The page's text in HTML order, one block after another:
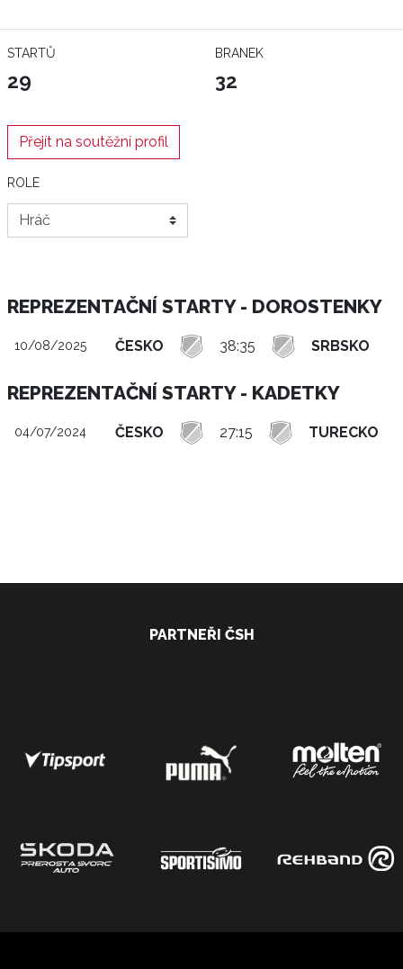
STARTŮ
29
BRANEK
32
Přejít na soutěžní profil
ROLE
REPREZENTAČNÍ STARTY - DOROSTENKY
10/08/2025 ČESKO 38:35 SRBSKO
REPREZENTAČNÍ STARTY - KADETKY
04/07/2024 ČESKO 27:15 TURECKO
PARTNEŘI ČSH